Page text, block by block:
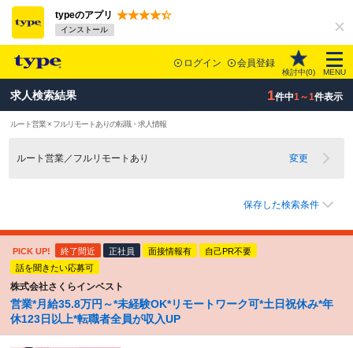
typeのアプリ
インストール
ログイン 会員登録
検討中(0) MENU
求人検索結果 1件中1～1件表示
ルート営業 × フルリモートありの転職・求人情報
ルート営業／フルリモートあり 変更
保存した検索条件
PICK UP! 終了間近 正社員 面接情報有
自己PR不要
話を聞きたい応募可
株式会社さくらインベスト
営業*月給35.8万円～*未経験OK*リモートワーク可*土日祝休み*年
休123日以上*転職者全員が収入UP